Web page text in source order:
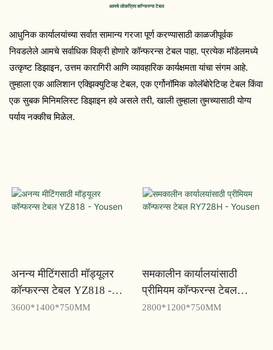
आमचे लोकप्रिय कॉन्फरन्स टेबल
आधुनिक कार्यालयांच्या सर्वात सामान्य गरजा पूर्ण करण्यासाठी काळजीपूर्वक
निवडलेले आमचे सर्वाधिक विक्री होणारे कॉन्फरन्स टेबल पाहा. प्रत्येक मॉडेलमध्ये
उत्कृष्ट डिझाइन, उत्तम कारागिरी आणि व्यावहारिक कार्यक्षमता यांचा संगम आहे.
तुम्हाला एक आलिशान एक्झिक्युटिव्ह टेबल, एक एर्गोनॉमिक कोलॅबोरेटिव्ह टेबल किंवा
एक सुबक मिनिमलिस्ट डिझाइन हवे असले तरी, खाली तुम्हाला तुमच्यासाठी योग्य
पर्याय नक्कीच मिळेल.
अनन्य मीटिंगसाठी मॉड्यूलर
कॉन्फरन्स टेबल YZ818 -
Yousen
3600*1400*750MM
समकालीन कार्यालयांसाठी
प्रीमियम कॉन्फरन्स टेबल
RY728H - Yousen
2800*1200*750MM